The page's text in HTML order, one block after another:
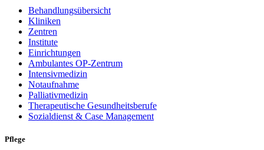
Behandlungsübersicht
Kliniken
Zentren
Institute
Einrichtungen
Ambulantes OP-Zentrum
Intensivmedizin
Notaufnahme
Palliativmedizin
Therapeutische Gesundheitsberufe
Sozialdienst & Case Management
Pflege